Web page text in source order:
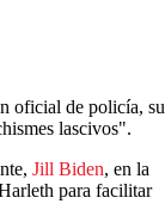
oficial de policía, su
lascivos".
Jill Biden, en la
para facilitar